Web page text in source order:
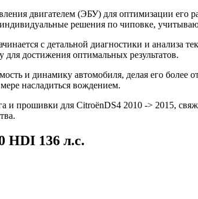
двигателем (ЭБУ) для оптимизации его
решения по чиповке,
с детальной диагностики и анализа
достижения оптимальных результатов.
и динамику автомобиля, делая его
насладиться вождением.
прошивки для CitroënDS4 2010 -> 2015,
HDI 136 л.с.